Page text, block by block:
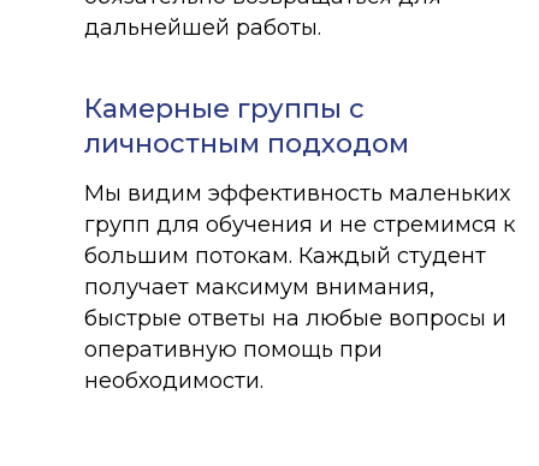
дальнейшей работы.
Камерные группы с
личностным подходом
Мы видим эффективность маленьких
групп для обучения и не стремимся к
большим потокам. Каждый студент
получает максимум внимания,
быстрые ответы на любые вопросы и
оперативную помощь при
необходимости.